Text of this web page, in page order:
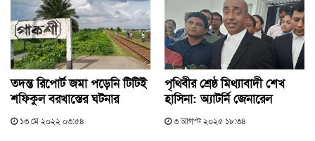
তদন্ত রিপোর্ট জমা পড়েনি টিটিই
শফিকুল বরখাস্তের ঘটনার
১৩ মে ২০২২ ০৩:৫৪
পৃথিবীর শ্রেষ্ঠ মিথ্যাবাদী শেখ
হাসিনা: অ্যাটর্নি জেনারেল
৩ আগস্ট ২০২৫ ১৮:৩৪